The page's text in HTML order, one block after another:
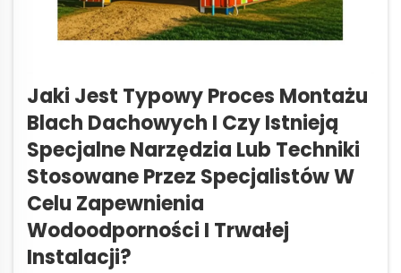
Jaki Jest Typowy Proces Montażu
Blach Dachowych I Czy Istnieją
Specjalne Narzędzia Lub Techniki
Stosowane Przez Specjalistów W
Celu Zapewnienia
Wodoodporności I Trwałej
Instalacji?